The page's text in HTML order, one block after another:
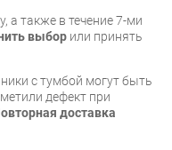
а также в течение 7-ми
выбор или принять
с тумбой могут быть
дефект при
доставка